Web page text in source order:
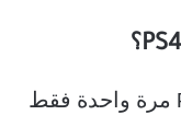
نعم ، يمكنك تغيير عمرك على PS4 مرة واحدة فقط